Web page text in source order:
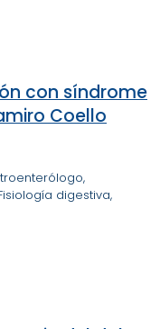
con síndrome
Coello
digestiva,